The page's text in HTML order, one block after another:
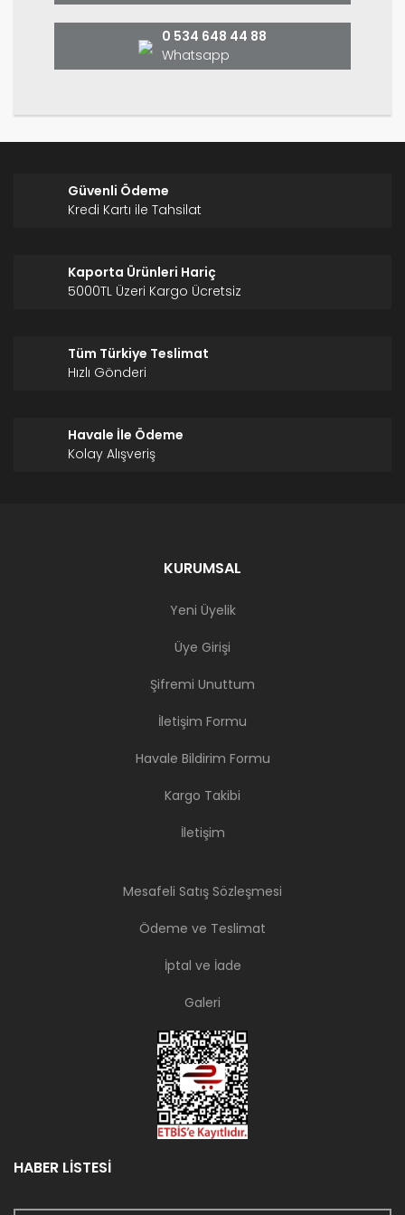
0 534 648 44 88
Whatsapp
Güvenli Ödeme
Kredi Kartı ile Tahsilat
Kaporta Ürünleri Hariç
5000TL Üzeri Kargo Ücretsiz
Tüm Türkiye Teslimat
Hızlı Gönderi
Havale İle Ödeme
Kolay Alışveriş
KURUMSAL
Yeni Üyelik
Üye Girişi
Şifremi Unuttum
İletişim Formu
Havale Bildirim Formu
Kargo Takibi
İletişim
Mesafeli Satış Sözleşmesi
Ödeme ve Teslimat
İptal ve İade
Galeri
HABER LİSTESİ